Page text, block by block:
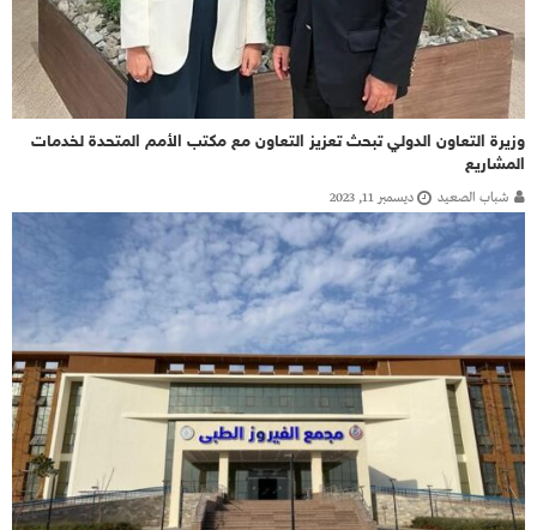
وزيرة التعاون الدولي تبحث تعزيز التعاون مع مكتب الأمم المتحدة لخدمات
المشاريع
شباب الصعيد ديسمبر 11, 2023